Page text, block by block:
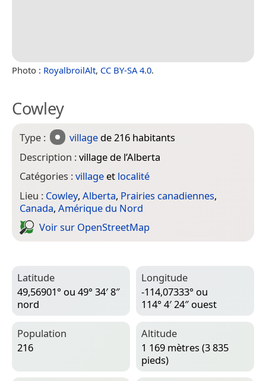
Photo : RoyalbroilAlt, CC BY-SA 4.0.
Cowley
Type : village de 216 habitants
Description :village de l’Alberta
Catégories :village et localité
Lieu : Cowley, Alberta, Prairies canadiennes,
Canada, Amérique du Nord
Voir sur Open­Street­Map
Latitude
49,56901° ou 49° 34′ 8″
nord
Longitude
-114,07333° ou
114° 4′ 24″ ouest
Population
216
Altitude
1 169 mètres (3 835
pieds)